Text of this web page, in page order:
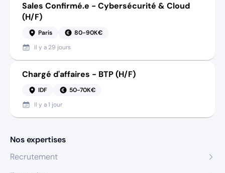
Sales Confirmé.e - Cybersécurité & Cloud
(H/F)
Paris
80-90K€
Il y a 29 jours
Chargé d'affaires - BTP (H/F)
IDF
50-70K€
Il y a1 jour
Nos expertises
Recrutement